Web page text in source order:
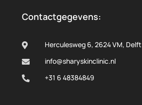
Contactgegevens:
 Herculesweg 6, 2624 VM, Delft
 info@sharyskinclinic.nl
 +31 6 48384849